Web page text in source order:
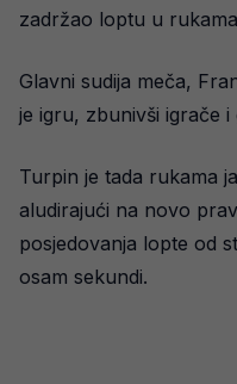
zadržao loptu u
Glavni sudija meča,
je igru, zbunivši igrače i
Turpin je tada rukama
aludirajući na novo
posjedovanja lopte od
osam sekundi.